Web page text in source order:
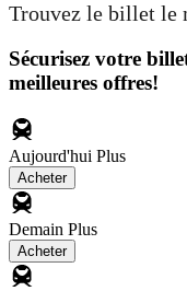
Trouvez le billet le
Sécurisez votre
meilleures offres!
Aujourd'hui Plus
Acheter
Demain Plus
Acheter